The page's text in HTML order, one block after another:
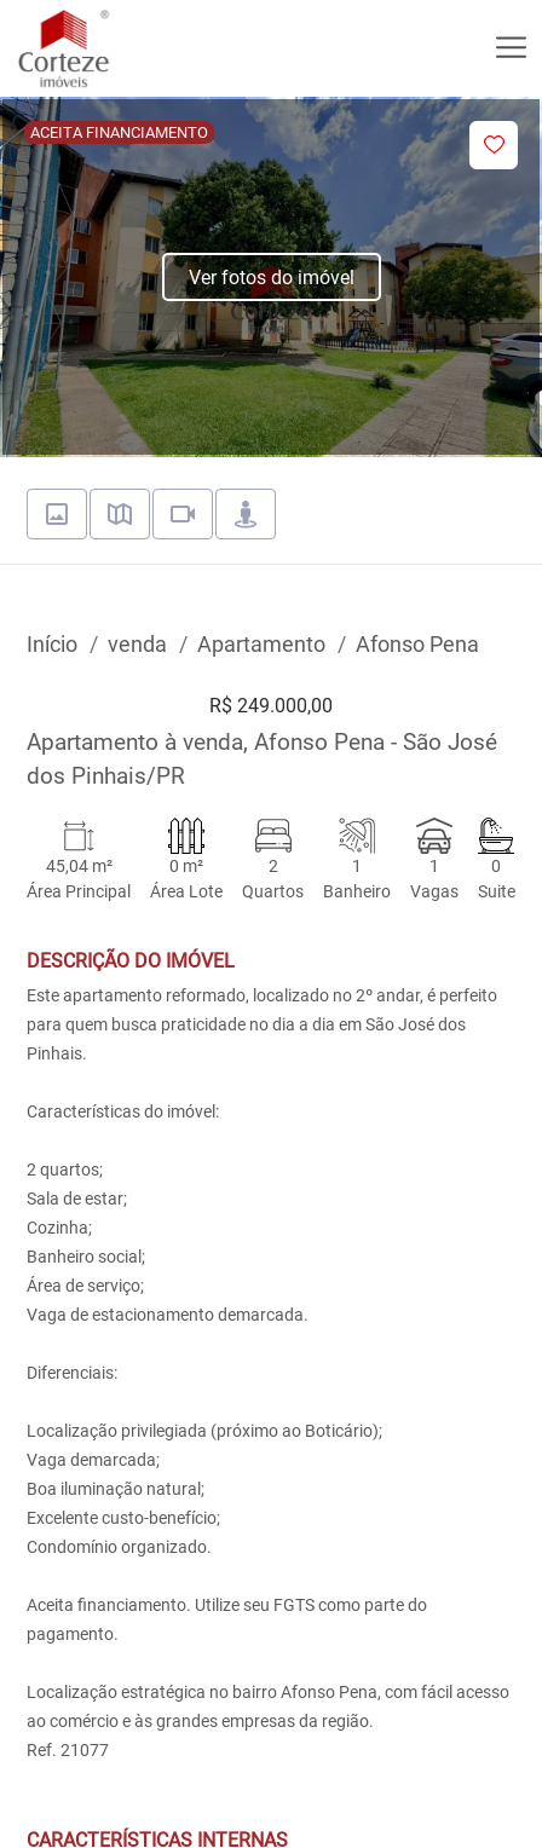
ACEITA FINANCIAMENTO
Ver fotos do imóvel
Início venda Apartamento Afonso Pena
R$ 249.000,00
Apartamento à venda, Afonso Pena - São José
dos Pinhais/PR
45,04 m²
Área Principal
0 m²
Área Lote
2
Quartos
1
Banheiro
1
Vagas
0
Suite
DESCRIÇÃO DO IMÓVEL
Este apartamento reformado, localizado no 2º andar, é perfeito
para quem busca praticidade no dia a dia em São José dos
Pinhais.
Características do imóvel:
2 quartos;
Sala de estar;
Cozinha;
Banheiro social;
Área de serviço;
Vaga de estacionamento demarcada.
Diferenciais:
Localização privilegiada (próximo ao Boticário);
Vaga demarcada;
Boa iluminação natural;
Excelente custo-benefício;
Condomínio organizado.
Aceita financiamento. Utilize seu FGTS como parte do
pagamento.
Localização estratégica no bairro Afonso Pena, com fácil acesso
ao comércio e às grandes empresas da região.
Ref. 21077
CARACTERÍSTICAS INTERNAS